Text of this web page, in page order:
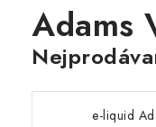
Adams
e-liquid